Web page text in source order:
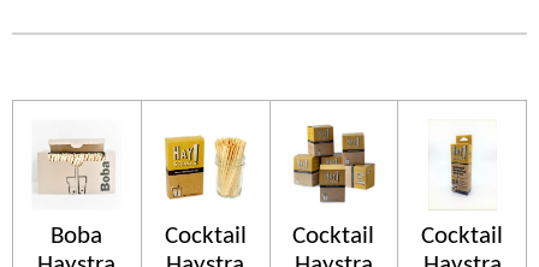
Boba
Cocktail
Cocktail
Cocktail